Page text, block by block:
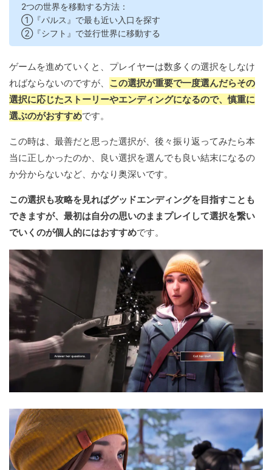
2つの世界を移動する方法：
①『パルス』で最も近い入口を探す
②『シフト』で並行世界に移動する
ゲームを進めていくと、プレイヤーは数多くの選択をしなけ
ればならないのですが、 この選択が重要で一度選んだらその
選択に応じたストーリーやエンディングになるので、慎重に
選ぶのがおすすめです。
この時は、最善だと思った選択が、後々振り返ってみたら本
当に正しかったのか、良い選択を選んでも良い結末になるの
か分からないなど、かなり奥深いです。
この選択も攻略を見ればグッドエンディングを目指すことも
できますが、最初は自分の思いのままプレイして選択を繋い
でいくのが個人的にはおすすめです。